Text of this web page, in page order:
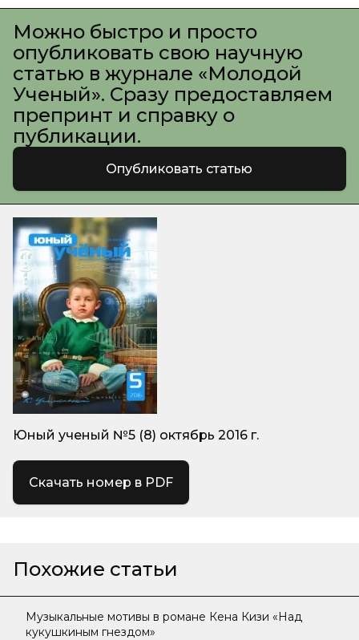
Можно быстро и просто
опубликовать свою научную
статью в журнале «Молодой
Ученый». Сразу предоставляем
препринт и справку о
публикации.
Опубликовать статью
Юный ученый №5 (8) октябрь 2016 г.
Скачать номер в PDF
Похожие статьи
Музыкальные мотивы в романе Кена Кизи «Над
кукушкиным гнездом»